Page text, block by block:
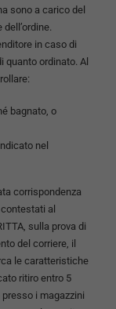
sono a carico del
in caso di
quanto ordinato. Al
bagnato, o
nel
corrispondenza
al
sulla prova di
del corriere, il
le caratteristiche
ritiro entro 5
i magazzini